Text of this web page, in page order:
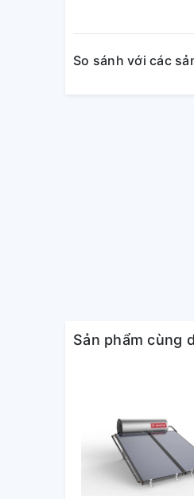
So sánh với các
Sản phẩm cùng